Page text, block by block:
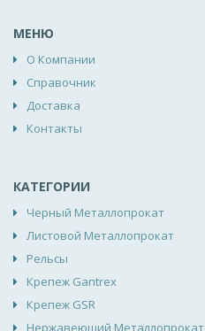
МЕНЮ
О Компании
Справочник
Доставка
Контакты
КАТЕГОРИИ
Черный Металлопрокат
Листовой Металлопрокат
Рельсы
Крепеж Gantrex
Крепеж GSR
Нержавеющий Металлопрокат